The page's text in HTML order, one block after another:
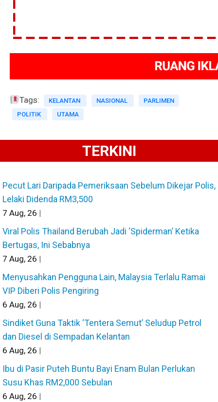
Tags: KELANTAN NASIONAL
PARLIMEN
POLITIK
UTAMA
TERKINI
Pecut Lari Daripada Pemeriksaan Sebelum Dikejar Polis,
Lelaki Didenda RM3,500
7 Aug, 26 |
Viral Polis Thailand Berubah Jadi ‘Spiderman’ Ketika
Bertugas, Ini Sebabnya
7 Aug, 26 |
Menyusahkan Pengguna Lain, Malaysia Terlalu Ramai
VIP Diberi Polis Pengiring
6 Aug, 26 |
Sindiket Guna Taktik ‘Tentera Semut’ Seludup Petrol
dan Diesel di Sempadan Kelantan
6 Aug, 26 |
Ibu di Pasir Puteh Buntu Bayi Enam Bulan Perlukan
Susu Khas RM2,000 Sebulan
6 Aug, 26 |